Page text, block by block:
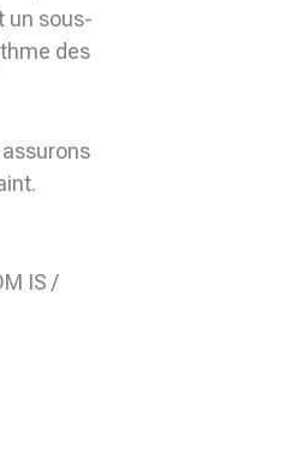
un sous-
des
IS /